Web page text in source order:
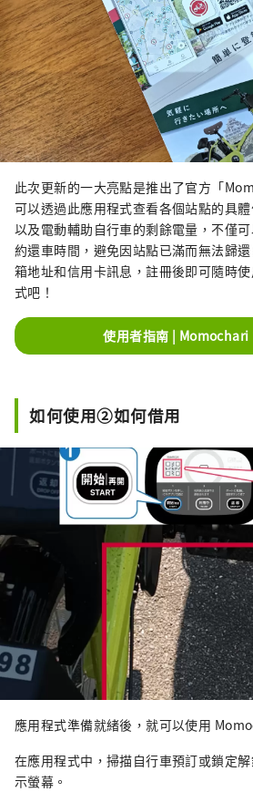
此次更新的一大亮點是推出了官方「
可以透過此應用程式查看各個站點的具
以及電動輔助自行車的剩餘電量，不僅
約還車時間，避免因站點已滿而無法歸
箱地址和信用卡訊息，註冊後即可隨時
式吧！
使用者指南 | Momochari
如何使用②如何借用
應用程式準備就緒後，就可以使用
在應用程式中，掃描自行車預訂或鎖定
示螢幕。